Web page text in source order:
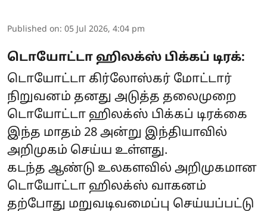
Published on: 05 Jul 2026, 4:04 pm
டொயோட்டா ஹிலக்ஸ் பிக்கப் டிரக்:
டொயோட்டா கிர்லோஸ்கர் மோட்டார்
நிறுவனம் தனது அடுத்த தலைமுறை
டொயோட்டா ஹிலக்ஸ் பிக்கப் டிரக்கை
இந்த மாதம் 28 அன்று இந்தியாவில்
அறிமுகம் செய்ய உள்ளது.
கடந்த ஆண்டு உலகளவில் அறிமுகமான
டொயோட்டா ஹிலக்ஸ் வாகனம்
தற்போது மறுவடிவமைப்பு செய்யப்பட்டு